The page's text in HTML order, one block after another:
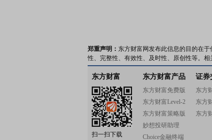
郑重声明： 东方财富网发布此信息的目的在
性、完整性、有效性、及时性、原创性等。
东方财富
扫一扫下载
东方财富产品
东方财富免费版
东方财富Level-2
东方财富策略版
妙想投研助理
Choice金融终端
证券
东方
东方
东方